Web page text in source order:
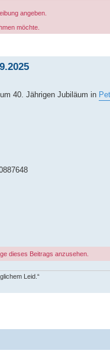
angeben.
möchte.
40. Jährigen Jubiläum in
dieses Beitrags anzusehen.
Leid.“